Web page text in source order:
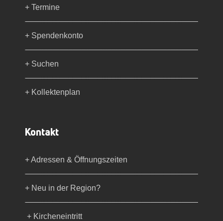
+ Termine
+ Spendenkonto
+ Suchen
+ Kollektenplan
Kontakt
+ Adressen & Öffnungszeiten
+ Neu in der Region?
+ Kircheneintritt